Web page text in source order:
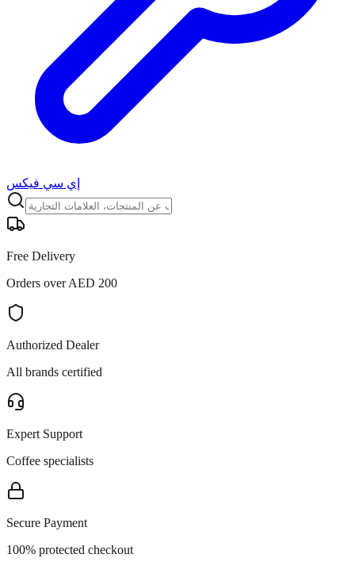
إي سي فيكس
Free Delivery
Orders over AED 200
Authorized Dealer
All brands certified
Expert Support
Coffee specialists
Secure Payment
100% protected checkout